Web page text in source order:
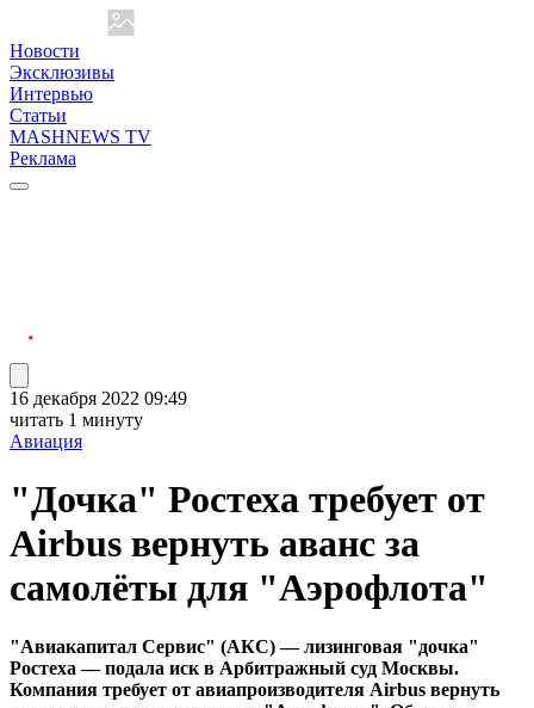
Новости
Эксклюзивы
Интервью
Статьи
MASHNEWS TV
Реклама
16 декабря 2022 09:49
читать 1 минуту
Авиация
"Дочка" Ростеха требует от
Airbus вернуть аванс за
самолёты для "Аэрофлота"
"Авиакапитал Сервис" (АКС) — лизинговая "дочка"
Ростеха — подала иск в Арбитражный суд Москвы.
Компания требует от авиапроизводителя Airbus вернуть